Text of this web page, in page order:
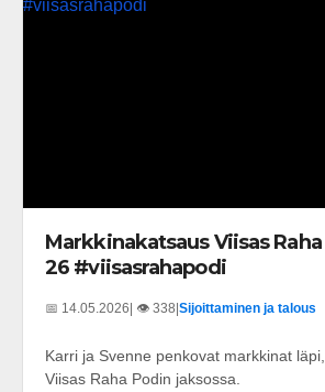
Markkinakatsaus Viisas
26 #viisasrahapodi
📅 14.05.2026| 👁️ 338|Sijoittaminen ja talous
Karri ja Svenne penkovat markkinat
Viisas Raha Podin jaksossa.